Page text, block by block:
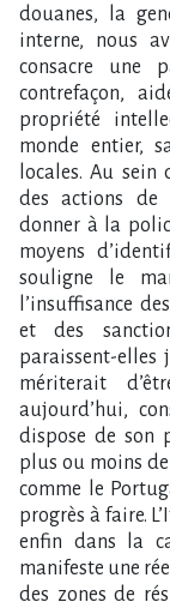
douanes, la
interne, nous
consacre une
contrefaçon,
propriété
monde entier,
locales. Au sein
des actions de
donner à la
moyens
souligne le
l’insuffisance
et des
paraissent-elles
mériterait
aujourd’hui,
dispose de son
plus ou moins
comme le
progrès à faire.
enfin dans la
manifeste une
des zones de